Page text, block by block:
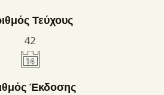
Τεύχους
42
Έκδοσης